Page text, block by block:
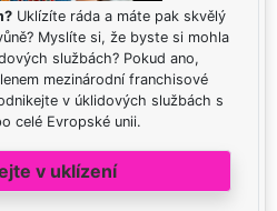
Uklízíte ráda a máte pak skvělý
Myslíte si, že byste si mohla
službách? Pokud ano,
mezinárodní franchisové
v úklidových službách s
celé Evropské unii.
v uklízení